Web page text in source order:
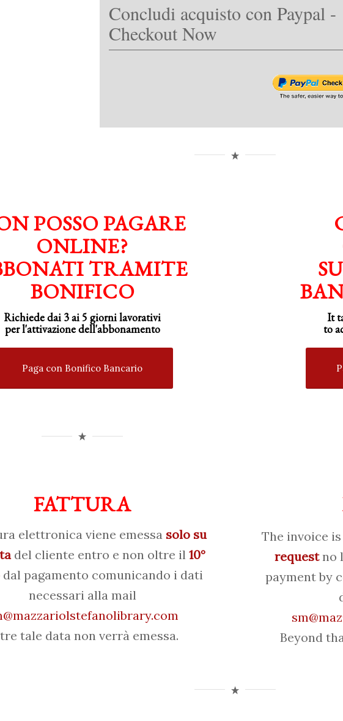
Concludi acquisto con Paypal -
Checkout Now
POSSO PAGARE
ONLINE?
TRAMITE
BONIFICO
Richiede dai 3 ai 5 giorni lavorativi
perl'attivazionedell'abbonamento
Paga con Bonifico Bancario
FATTURA
elettronica viene emessa solo su
del cliente entro e non oltre il 10°
dal pagamento comunicando i dati
necessari alla mail
tale data non verrà emessa.
It
to
The invoice
requestno
payment by
Beyond